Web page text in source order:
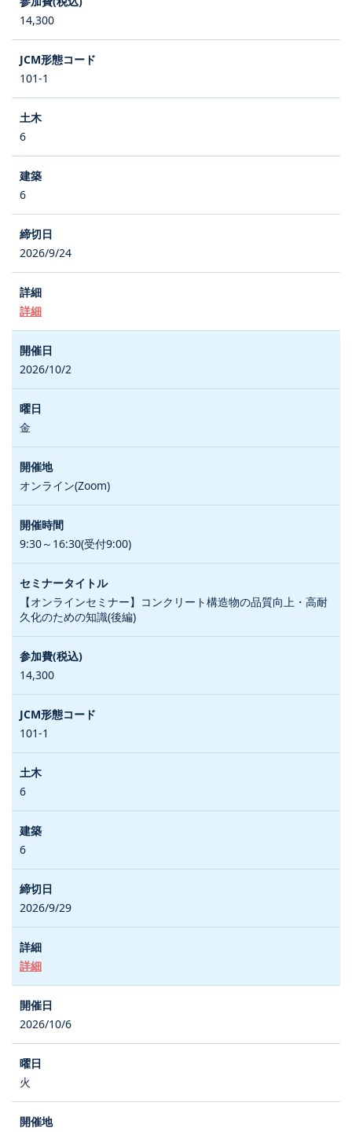
14,300
101-1
6
6
2026/9/24
詳細
2026/10/2
金
オンライン(Zoom)
9:30～16:30(受付9:00)
【オンラインセミナー】コンクリート構造物の品質向上・高耐
久化のための知識(後編)
14,300
101-1
6
6
2026/9/29
詳細
2026/10/6
火